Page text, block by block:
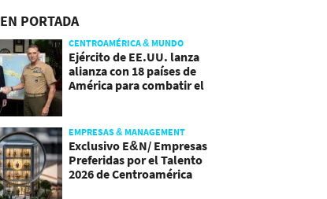
EN PORTADA
CENTROAMÉRICA & MUNDO
Ejército de EE.UU. lanza
alianza con 18 países de
América para combatir el
EMPRESAS & MANAGEMENT
Exclusivo E&N/ Empresas
Preferidas por el Talento
2026 de Centroamérica